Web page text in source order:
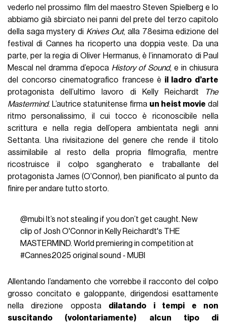
vederlo nel prossimo film del maestro Steven Spielberg e lo
abbiamo già sbirciato nei panni del prete del terzo capitolo
della saga mystery di Knives Out, alla 78esima edizione del
festival di Cannes ha ricoperto una doppia veste. Da una
parte, per la regia di Oliver Hermanus, è l’innamorato di Paul
Mescal nel dramma d’epoca History of Sound, e in chiusura
del concorso cinematografico francese è il ladro d’arte
protagonista dell’ultimo lavoro di Kelly Reichardt
The
Mastermind. L’autrice statunitense firma un heist movie dal
ritmo personalissimo, il cui tocco è riconoscibile nella
scrittura e nella regia dell’opera ambientata negli anni
Settanta. Una rivisitazione del genere che rende il titolo
assimilabile al resto della propria filmografia, mentre
ricostruisce il colpo sgangherato e traballante del
protagonista James (O’Connor), ben pianificato al punto da
finire per andare tutto storto.
@mubi It’s not stealing if you don’t get caught. New
clip of Josh O'Connor in Kelly Reichardt's THE
MASTERMIND. World premiering in competition at
#Cannes2025 original sound - MUBI
Allentando l’andamento che vorrebbe il racconto del colpo
grosso concitato e galoppante, dirigendosi esattamente
nella direzione opposta dilatando i tempi e non
suscitando (volontariamente) alcun tipo di